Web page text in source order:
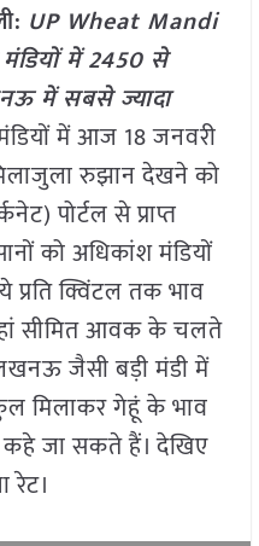
: UP Wheat Mandi
में 2450 से
में सबसे ज्यादा
में आज 18 जनवरी
रुझान देखने को
पोर्टल से प्राप्त
को अधिकांश मंडियों
क्विंटल तक भाव
सीमित आवक के चलते
जैसी बड़ी मंडी में
मिलाकर गेहूं के भाव
जा सकते हैं। देखिए
रेट।